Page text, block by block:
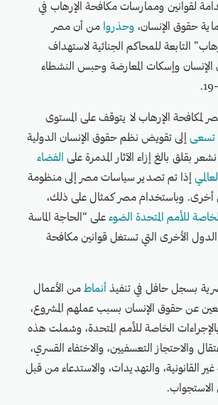
لقوانين وممارسات مكافحة الإرهاب في
حقوق الإنسان، وحذروا من أن مصر
التابعة للمحاكم الجنائية لاستهداف
الإنسان وإسكات المعارضة وحبس النشطاء
لمكافحة الإرهاب لا يتوقف على المستوى
تسعى إلى تقويض نظم حقوق الإنسان الدولية
بقلق بالغ إزاء الآثار المدمرة على الفضاء
إذا تم تصدير سياسات مصر إلى منظومة
أخرى. وباستخدام مصر كمثال على ذلك،
للأمم المتحدة الضوء على “الحاجة الماسة
الأخرى التي تستغل قوانين مكافحة
بسجل حافل في تنفيذ أنماط من الأعمال
عن حقوق الإنسان بسبب عملهم المشروع،
الخاصة للأمم المتحدة، وشملت هذه
والاحتجاز التعسفيين، والاختفاء القسري،
غير القانونية، والتهديدات، والاستدعاء من قبل